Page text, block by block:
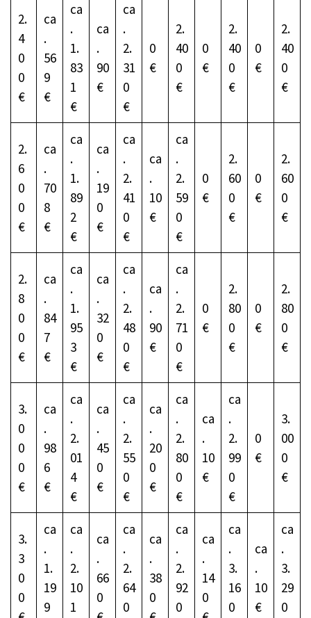
2.
4
0
0
€
ca
.
56
9
€
ca
.
1.
83
1
€
ca
.
90
€
ca
.
2.
31
0
€
0
€
2.
40
0
€
0
€
2.
40
0
€
0
€
2.
40
0
€
2.
6
0
0
€
ca
.
70
8
€
ca
.
1.
89
2
€
ca
.
19
0
€
ca
.
2.
41
0
€
ca
.
10
€
ca
.
2.
59
0
€
0
€
2.
60
0
€
0
€
2.
60
0
€
2.
8
0
0
€
ca
.
84
7
€
ca
.
1.
95
3
€
ca
.
32
0
€
ca
.
2.
48
0
€
ca
.
90
€
ca
.
2.
71
0
€
0
€
2.
80
0
€
0
€
2.
80
0
€
3.
0
0
0
€
ca
.
98
6
€
ca
.
2.
01
4
€
ca
.
45
0
€
ca
.
2.
55
0
€
ca
.
20
0
€
ca
.
2.
80
0
€
ca
.
10
€
ca
.
2.
99
0
€
0
€
3.
00
0
€
3.
3
0
0
ca
.
1.
19
9
ca
.
2.
10
1
ca
.
66
0
ca
.
2.
64
0
ca
.
38
0
ca
.
2.
92
0
ca
.
14
0
ca
.
3.
16
0
ca
.
10
€
ca
.
3.
29
0